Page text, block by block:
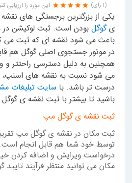
این مورد را ارزیابی
(1 رای)
یکی از بزرگترین برجستگی های
یگوگلبودن است. ثبت لوکیشن
باعث می شود نقشه ای که ثبت می
در موتور جستجوی اصلی گوگل هم
همچنین به دلیل دسترسی راحتتر و
می شود نسبت به نقشه های اسنپ،
درست تر باشد. با سایت تبلیغات
باشید تا بیشتر با ثبت نقشه ی
ثبت نقشه ی گوگل مپ
ثبت مکان در نقشه ی گوگل مپ
توسط خود شما هم قابل انجام
درخواست ویرایش و اضافه کردن
مکان می توانید منتظر فرآیند تایید